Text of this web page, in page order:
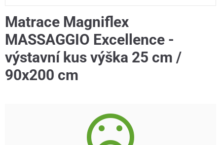
Matrace Magniflex
MASSAGGIO Excellence -
výstavní kus výška 25 cm /
90x200 cm